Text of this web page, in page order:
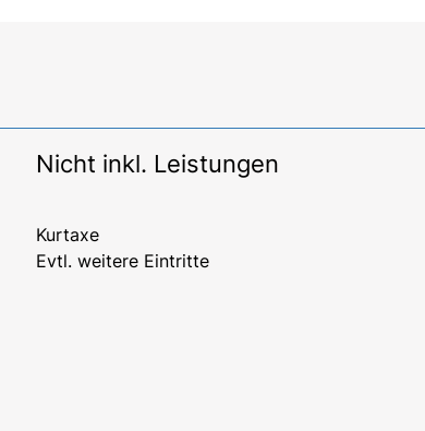
Nicht inkl. Leistungen
Kurtaxe
Evtl. weitere Eintritte